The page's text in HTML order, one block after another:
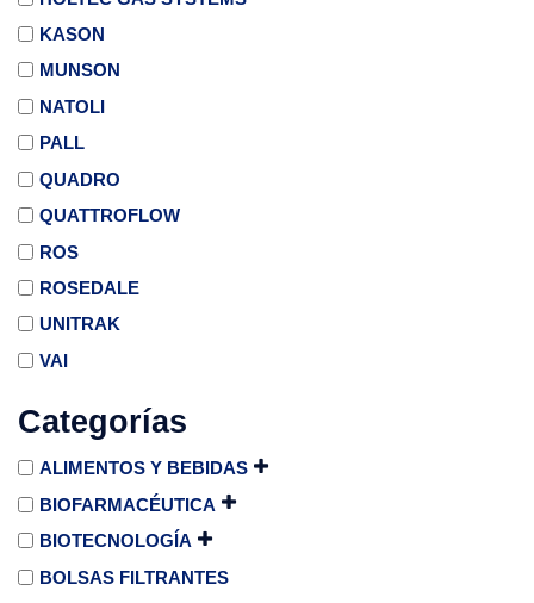
KASON
MUNSON
NATOLI
PALL
QUADRO
QUATTROFLOW
ROS
ROSEDALE
UNITRAK
VAI
Categorías
ALIMENTOS Y BEBIDAS
BIOFARMACÉUTICA
BIOTECNOLOGÍA
BOLSAS FILTRANTES